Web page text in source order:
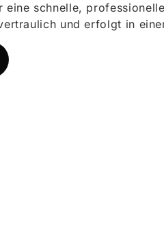
eine schnelle,
und erfolgt in